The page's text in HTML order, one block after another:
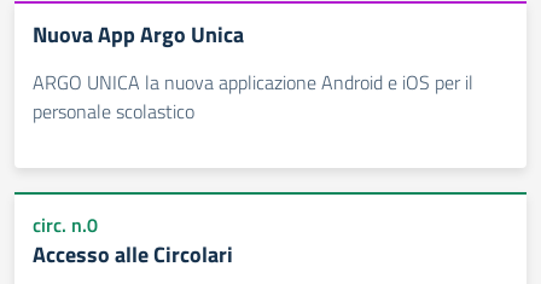
Nuova App Argo Unica
ARGO UNICA la nuova applicazione Android e iOS per il
personale scolastico
circ. n.0
Accesso alle Circolari